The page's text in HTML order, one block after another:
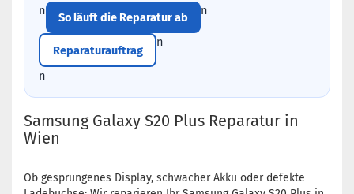
n
So läuft die Reparatur ab n
Reparaturauftrag
n
n
Samsung Galaxy S20 Plus Reparatur in
Wien
Ob gesprungenes Display, schwacher Akku oder defekte